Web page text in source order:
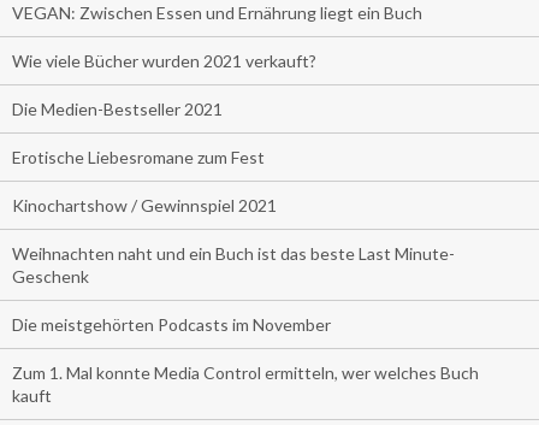
VEGAN: Zwischen Essen und Ernährung liegt ein Buch
Wie viele Bücher wurden 2021 verkauft?
Die Medien-Bestseller 2021
Erotische Liebesromane zum Fest
Kinochartshow / Gewinnspiel 2021
Weihnachten naht und ein Buch ist das beste Last Minute-
Geschenk
Die meistgehörten Podcasts im November
Zum 1. Mal konnte Media Control ermitteln, wer welches Buch
kauft